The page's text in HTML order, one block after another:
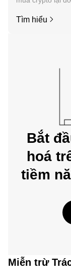
dụng di động
Tìm hiểu
Bắt
hoá
tiềm
Miễn trừ